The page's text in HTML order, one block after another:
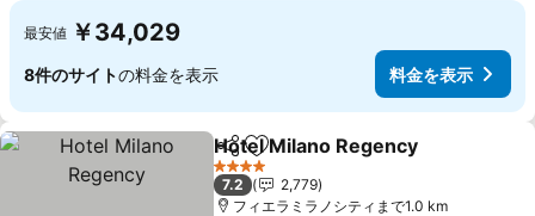
最安値 ￥34,029
8件のサイトの料金を表示 料金を表示
シェアお気に入りに追加
Hotel Milano Regency
4 ホテルのランク
7.2
2,779
フィエラミラノシティまで1.0 km